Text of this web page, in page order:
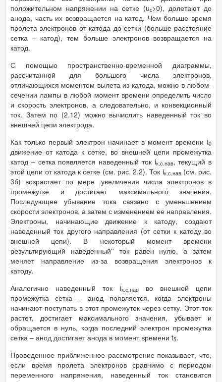
положительном напряжении на сетке (uc>0), долетают до
анода, часть их возвращается на катод. Чем больше время
пролета электронов от катода до сетки (больше расстояние
сетка – катод), тем больше электронов возвращается на
катод.
С помощью пространственно-временной диаграммы,
рассчитанной для большого числа электронов,
отличающихся моментом вылета из катода, можно в любом-
сечении лампы в любой момент времени определить число
и скорость электронов, а следовательно, и конвекционный
ток. Затем по (2.12) можно вычислить наведенный ток во
внешней цепи электрода.
Как только первый электрон начинает в момент времени t0
движение от катода к сетке, во внешней цепи промежутка
катод – сетка появляется наведенный ток iк.с.нав, текущий в
этой цепи от катода к сетке (см. рис. 2.2). Ток iк.с.нав (см. рис.
3б) возрастает по мере .увеличения числа электронов в
промежутке и достигает максимального значения.
Последующее убывание тока связано с уменьшением
скорости электронов, а затем с изменением ее направления.
Электроны, начинающие движение к катоду, создают
наведенный ток другого направления (от сетки к катоду во
внешней цепи). В некоторый момент времени
результирующий наведенный'' ток равен нулю, а затем
меняет направление из-за возвращения электронов к
катоду.
Аналогично наведенный ток iк.с.нав
во внешней цепи
промежутка сетка – анод появляется, когда электроны
начинают поступать в этот промежуток через сетку. Этот ток
растет, достигает максимального значения, убывает и
обращается в нуль, когда последний электрон промежутка
сетка – анод достигает анода в момент времени t5.
Проведенное приближенное рассмотрение показывает, что,
если время пролета электронов сравнимо с периодом
переменного напряжения, наведенный ток становится